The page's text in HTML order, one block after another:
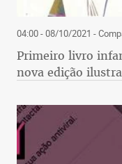
04:00 - 08/10/2021 -
Primeiro livro
nova edição